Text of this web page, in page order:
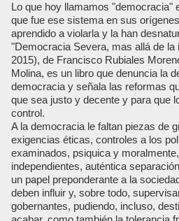
Lo que hoy llamamos "democracia"
que fue ese sistema en sus
aprendido a violarla y la han
"Democracia Severa, mas allá de la
2015), de Francisco Rubiales
Molina, es un libro que denuncia la
democracia y señala las reformas
que sea justo y decente y para que
control.
A la democracia le faltan piezas de
exigencias éticas, controles a los
examinados, psiquica y
independientes, auténtica
un papel preponderante a la
deben influir y, sobre todo,
gobernantes, pudiendo, incluso,